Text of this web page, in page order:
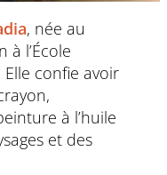
, née au
à l’École
confie avoir
à l’huile
et des